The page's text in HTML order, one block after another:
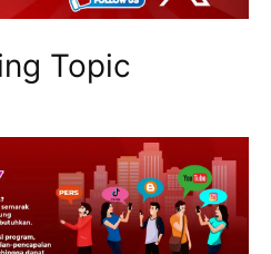
Topic